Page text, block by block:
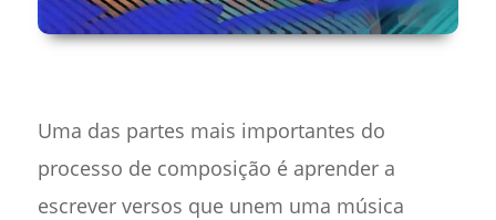
Uma das partes mais importantes do
processo de composição é aprender a
escrever versos que unem uma música